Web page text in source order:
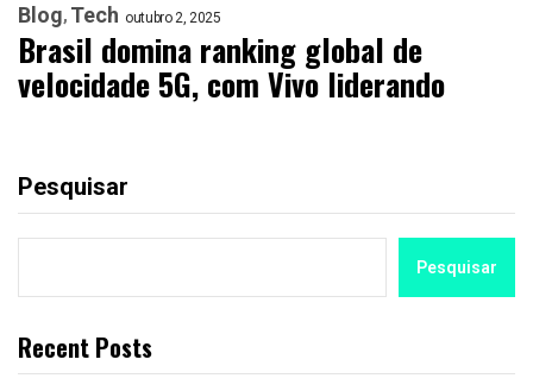
Blog Tech outubro 2, 2025
Brasil domina ranking global de
velocidade 5G, com Vivo liderando
Pesquisar
Pesquisar
Recent Posts